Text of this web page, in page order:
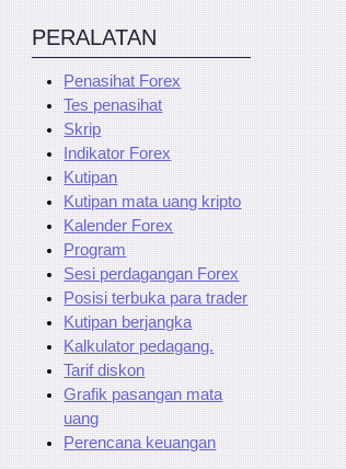
PERALATAN
Penasihat Forex
Tes penasihat
Skrip
Indikator Forex
Kutipan
Kutipan mata uang kripto
Kalender Forex
Program
Sesi perdagangan Forex
Posisi terbuka para trader
Kutipan berjangka
Kalkulator pedagang.
Tarif diskon
Grafik pasangan mata
uang
Perencana keuangan